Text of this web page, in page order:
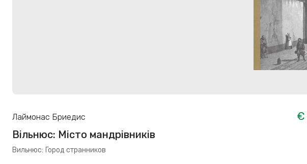
Лаймонас Бриедис
€
Вільнюс: Місто мандрівників
Вильнюс: Город странников